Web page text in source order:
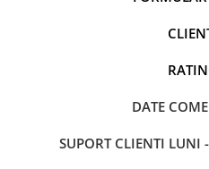
DATE
SUPORT CLIENTI LUNI